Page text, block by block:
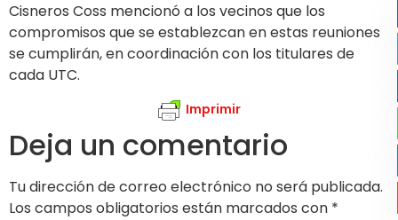
Cisneros Coss mencionó a los vecinos que los
compromisos que se establezcan en estas reuniones
se cumplirán, en coordinación con los titulares de
cada UTC.
Imprimir
Deja un comentario
Tu dirección de correo electrónico no será publicada.
Los campos obligatorios están marcados con *